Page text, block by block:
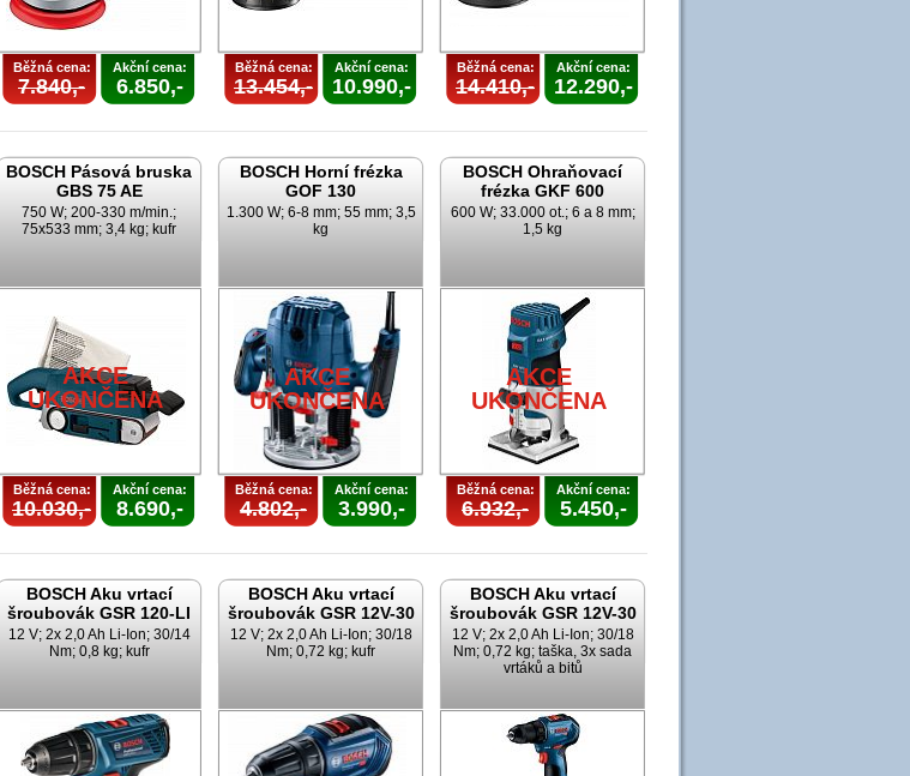
Běžná cena:
7.840,-
Akční cena:
6.850,-
Běžná cena:
13.454,-
Akční cena:
10.990,-
Běžná cena:
14.410,-
Akční cena:
12.290,-
BOSCH Pásová bruska
GBS 75 AE
750 W; 200-330 m/min.;
75x533 mm; 3,4 kg; kufr
AKCE
UKONČENA
Běžná cena:
10.030,-
Akční cena:
8.690,-
BOSCH Horní frézka
GOF 130
1.300 W; 6-8 mm; 55 mm; 3,5
kg
AKCE
UKONČENA
Běžná cena:
4.802,-
Akční cena:
3.990,-
BOSCH Ohraňovací
frézka GKF 600
600 W; 33.000 ot.; 6 a 8 mm;
1,5 kg
AKCE
UKONČENA
Běžná cena:
6.932,-
Akční cena:
5.450,-
BOSCH Aku vrtací
šroubovák GSR 120-LI
12 V; 2x 2,0 Ah Li-Ion; 30/14
Nm; 0,8 kg; kufr
BOSCH Aku vrtací
šroubovák GSR 12V-30
12 V; 2x 2,0 Ah Li-Ion; 30/18
Nm; 0,72 kg; kufr
BOSCH Aku vrtací
šroubovák GSR 12V-30
12 V; 2x 2,0 Ah Li-Ion; 30/18
Nm; 0,72 kg; taška, 3x sada
vrtáků a bitů